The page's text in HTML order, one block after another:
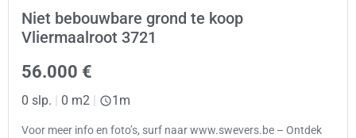
Niet bebouwbare grond te koop
Vliermaalroot 3721
56.000 €
0 slp. | 0 m2 | 1m
Voor meer info en foto’s, surf naar www.swevers.be – Ontdek